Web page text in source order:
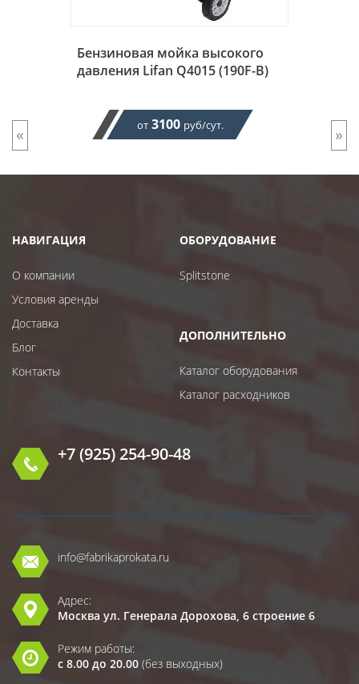
Бензиновая мойка высокого
давления Lifan Q4015 (190F-B)
от 3100 руб/сут.
« »
НАВИГАЦИЯ
О компании
Условия аренды
Доставка
Блог
Контакты
ОБОРУДОВАНИЕ
Splitstone
ДОПОЛНИТЕЛЬНО
Каталог оборудования
Каталог расходников
+7 (925) 254-90-48
info@fabrikaprokata.ru
Адрес:
Москва ул. Генерала Дорохова, 6 строение 6
Режим работы:
с 8.00 до 20.00 (без выходных)